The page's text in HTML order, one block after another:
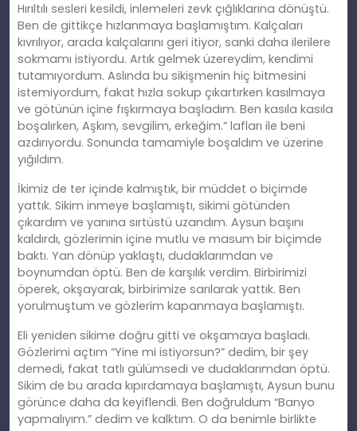
Hırıltılı sesleri kesildi, inlemeleri zevk çığlıklarına dönüştü.
Ben de gittikçe hızlanmaya başlamıştım. Kalçaları
kıvrılıyor, arada kalçalarını geri itiyor, sanki daha ilerilere
sokmamı istiyordu. Artık gelmek üzereydim, kendimi
tutamıyordum. Aslında bu sikişmenin hiç bitmesini
istemiyordum, fakat hızla sokup çıkartırken kasılmaya
ve götünün içine fışkırmaya başladım. Ben kasıla kasıla
boşalırken, Aşkım, sevgilim, erkeğim.” lafları ile beni
azdırıyordu. Sonunda tamamiyle boşaldım ve üzerine
yığıldım.
İkimiz de ter içinde kalmıştık, bir müddet o biçimde
yattık. Sikim inmeye başlamıştı, sikimi götünden
çıkardım ve yanına sırtüstü uzandım. Aysun başını
kaldırdı, gözlerimin içine mutlu ve masum bir biçimde
baktı. Yan dönüp yaklaştı, dudaklarımdan ve
boynumdan öptü. Ben de karşılık verdim. Birbirimizi
öperek, okşayarak, birbirimize sarılarak yattık. Ben
yorulmuştum ve gözlerim kapanmaya başlamıştı.
Eli yeniden sikime doğru gitti ve okşamaya başladı.
Gözlerimi açtım “Yine mi istiyorsun?” dedim, bir şey
demedi, fakat tatlı gülümsedi ve dudaklarımdan öptü.
Sikim de bu arada kıpırdamaya başlamıştı, Aysun bunu
görünce daha da keyiflendi. Ben doğruldum “Banyo
yapmalıyım.” dedim ve kalktım. O da benimle birlikte